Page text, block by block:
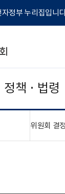
정부 누리집입니
정책 · 법령
위원회 결정